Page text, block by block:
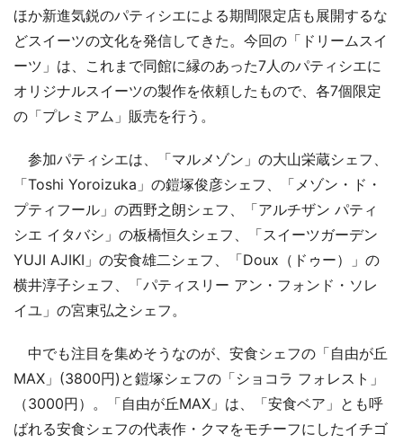
ほか新進気鋭のパティシエによる期間限定店も展開するな
どスイーツの文化を発信してきた。今回の「ドリームスイ
ーツ」は、これまで同館に縁のあった7人のパティシエに
オリジナルスイーツの製作を依頼したもので、各7個限定
の「プレミアム」販売を行う。
参加パティシエは、「マルメゾン」の大山栄蔵シェフ、
「Toshi Yoroizuka」の鎧塚俊彦シェフ、「メゾン・ド・
プティフール」の西野之朗シェフ、「アルチザン パティ
シエ イタバシ」の板橋恒久シェフ、「スイーツガーデン
YUJI AJIKI」の安食雄二シェフ、「Doux（ドゥー）」の
横井淳子シェフ、「パティスリー アン・フォンド・ソレ
イユ」の宮東弘之シェフ。
中でも注目を集めそうなのが、安食シェフの「自由が丘
MAX」(3800円)と鎧塚シェフの「ショコラ フォレスト」
（3000円）。「自由が丘MAX」は、「安食ベア」とも呼
ばれる安食シェフの代表作・クマをモチーフにしたイチゴ